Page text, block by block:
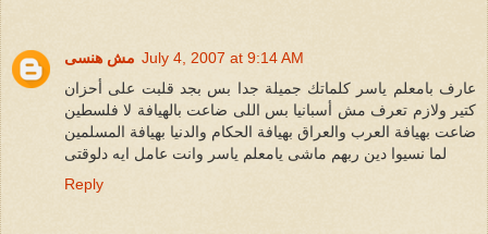
مش هنسى July 4, 2007 at 9:14 AM
عارف بامعلم ياسر كلماتك جميلة جدا بس بجد قلبت على أحزان
كتير ولازم تعرف مش أسبانيا بس اللى ضاعت بالهيافة لا فلسطين
ضاعت بهيافة العرب والعراق بهيافة الحكام والدنيا بهيافة المسلمين
لما نسيوا دين ربهم ماشى يامعلم ياسر وانت عامل ايه دلوقتى
Reply